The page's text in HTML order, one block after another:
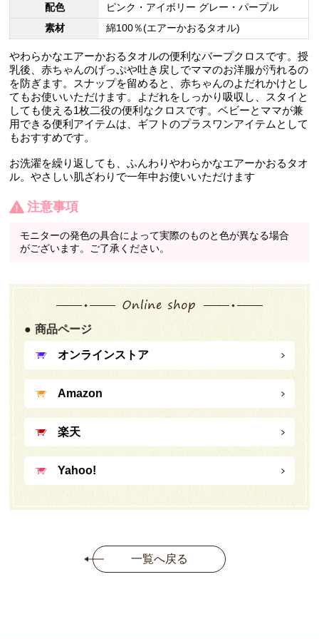
配色
ピンク・アイボリー グレー・パープル
素材
綿100％(エアーかおるタオル)
やわらかなエアーかおるタオルの便利なバープクロスです。授
乳後、赤ちゃんのげっぷや吐き戻しでママのお洋服が汚れるの
を防ぎます。スナップを留めると、赤ちゃんのよだれかけとし
てもお使いいただけます。よだれをしっかり吸収し、スタイと
しても使える1枚二役の便利なクロスです。ベビーとママが兼
用できる便利アイテムは、ギフトのプラスワンアイテムとして
もおすすめです。
お洗濯を繰り返しても、ふんわりやわらかなエアーかおるタオ
ル。やさしい肌ざわりで一年中お使いいただけます
注意事項
モニターの発色の具合によって実際のものと色が異なる場合
がございます。ご了承ください。
商品ページ
オンラインストア
Amazon
楽天
Yahoo!
一覧へ戻る